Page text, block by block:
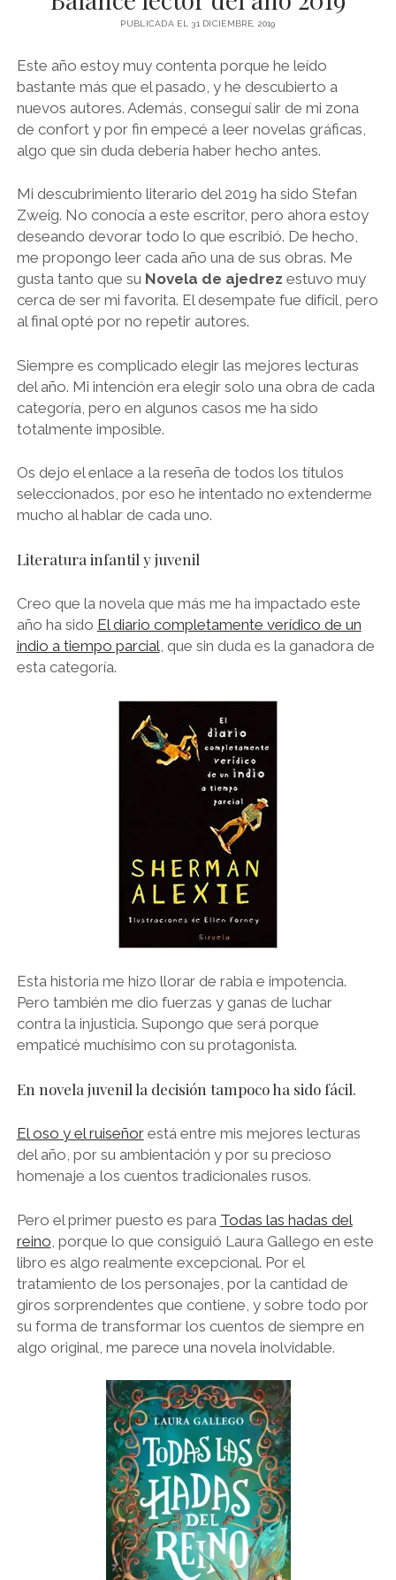
NOVELA GRÁFICA
NO FICCIÓN
LITERATURA INFANTIL Y JUVENIL
NOVEDADES DEL MES
PUBLICADA EL 31 DICIEMBRE, 2019
Este año estoy muy contenta porque he leído
bastante más que el pasado, y he descubierto a
nuevos autores. Además, conseguí salir de mi zona
de confort y por fin empecé a leer novelas gráficas,
algo que sin duda debería haber hecho antes.
Mi descubrimiento literario del 2019 ha sido Stefan
Zweig. No conocía a este escritor, pero ahora estoy
deseando devorar todo lo que escribió. De hecho,
me propongo leer cada año una de sus obras. Me
gusta tanto que su Novela de ajedrez estuvo muy
cerca de ser mi favorita. El desempate fue difícil, pero
al final opté por no repetir autores.
Siempre es complicado elegir las mejores lecturas
del año. Mi intención era elegir solo una obra de cada
categoría, pero en algunos casos me ha sido
totalmente imposible.
Os dejo el enlace a la reseña de todos los títulos
seleccionados, por eso he intentado no extenderme
mucho al hablar de cada uno.
Literatura infantil y juvenil
Creo que la novela que más me ha impactado este
año ha sido El diario completamente verídico de un
indio a tiempo parcial, que sin duda es la ganadora de
esta categoría.
Esta historia me hizo llorar de rabia e impotencia.
Pero también me dio fuerzas y ganas de luchar
contra la injusticia. Supongo que será porque
empaticé muchísimo con su protagonista.
En novela juvenil la decisión tampoco ha sido fácil.
El oso y el ruiseñorestá entre mis mejores lecturas
del año, por su ambientación y por su precioso
homenaje a los cuentos tradicionales rusos.
Pero el primer puesto es para Todas las hadas del
reino , porque lo que consiguió Laura Gallego en este
libro es algo realmente excepcional. Por el
tratamiento de los personajes, por la cantidad de
giros sorprendentes que contiene, y sobre todo por
su forma de transformar los cuentos de siempre en
algo original, me parece una novela inolvidable.